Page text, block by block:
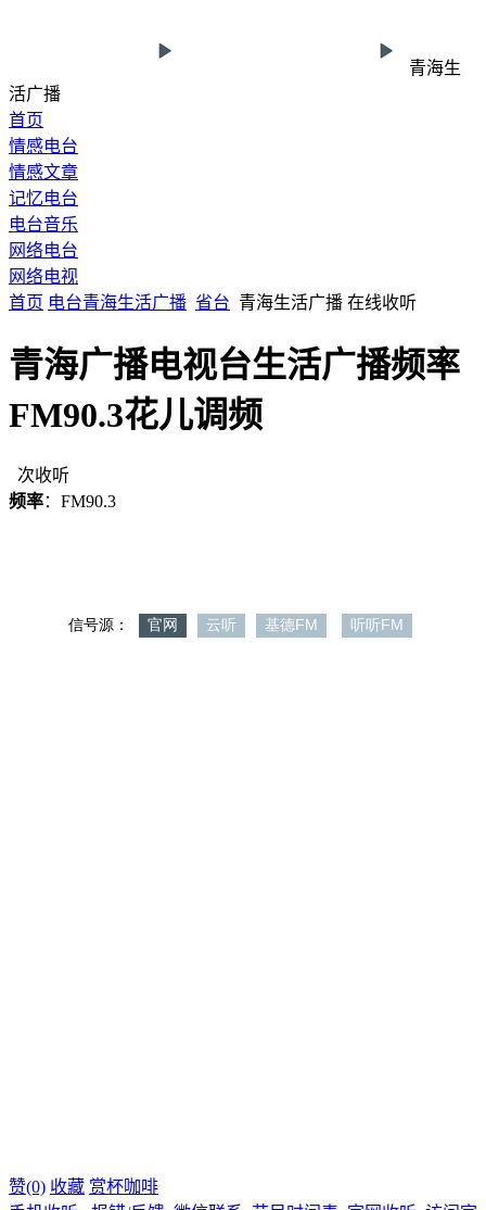
青海生
活广播
首页
情感电台
情感文章
记忆电台
电台音乐
网络电台
网络电视
首页 电台青海生活广播 省台 青海生活广播 在线收听
青海广播电视台生活广播频率
FM90.3花儿调频
次收听
频率：FM90.3
赞(0) 收藏 赏杯咖啡